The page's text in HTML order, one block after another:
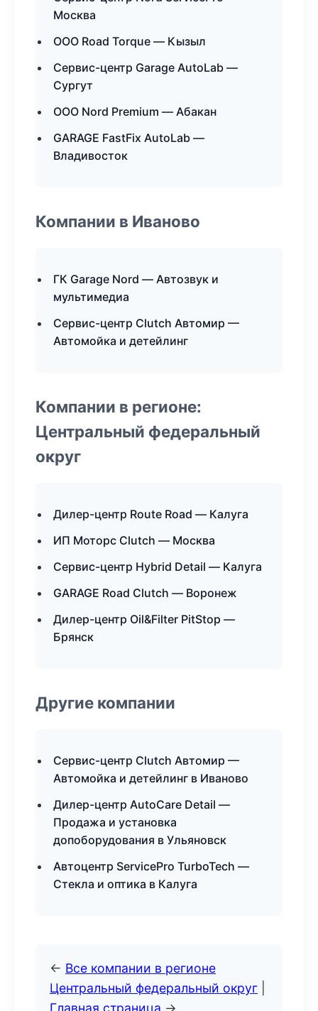
Москва
ООО Road Torque — Кызыл
Сервис-центр Garage AutoLab —
Сургут
ООО Nord Premium — Абакан
GARAGE FastFix AutoLab —
Владивосток
Компании в Иваново
ГК Garage Nord — Автозвук и
мультимедиа
Сервис-центр Clutch Автомир —
Автомойка и детейлинг
Компании в регионе:
Центральный федеральный
округ
Дилер-центр Route Road — Калуга
ИП Моторс Clutch — Москва
Сервис-центр Hybrid Detail — Калуга
GARAGE Road Clutch — Воронеж
Дилер-центр Oil&Filter PitStop —
Брянск
Другие компании
Сервис-центр Clutch Автомир —
Автомойка и детейлинг в Иваново
Дилер-центр AutoCare Detail —
Продажа и установка
допоборудования в Ульяновск
Автоцентр ServicePro TurboTech —
Стекла и оптика в Калуга
← Все компании в регионе
Центральный федеральный округ
Главная страница →